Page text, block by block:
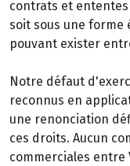
contrats et
soit sous une forme
pouvant exister
Notre défaut
reconnus en
une renonciation
ces droits. Aucun
commerciales entre